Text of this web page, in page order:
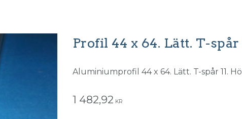
Profil 44 x 64. Lätt. T-spår
Aluminiumprofil 44 x 64. Lätt. T-spår 11.
1 482,92 KR